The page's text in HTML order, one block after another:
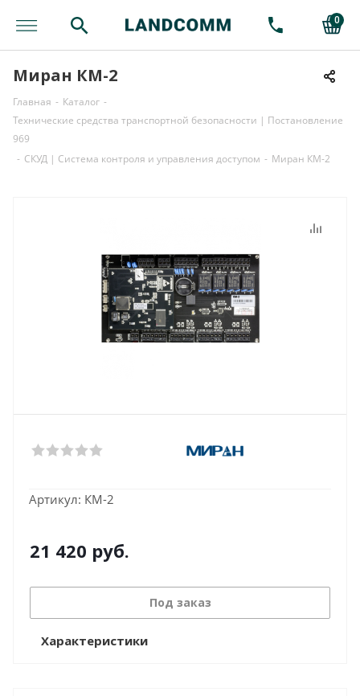
0
Миран КМ-2
Главная - Каталог -
Технические средства транспортной безопасности | Постановление
969
- СКУД | Система контроля и управления доступом - Миран КМ-2
Артикул: КМ-2
21 420 руб.
Под заказ
Характеристики